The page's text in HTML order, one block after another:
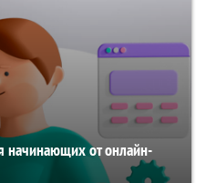
начинающих от онлайн-